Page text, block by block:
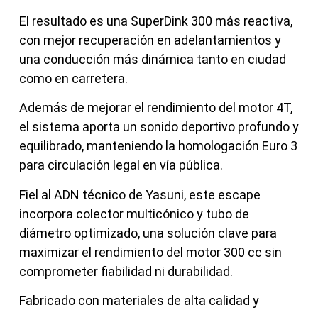
El resultado es una SuperDink 300 más reactiva,
con mejor recuperación en adelantamientos y
una conducción más dinámica tanto en ciudad
como en carretera.
Además de mejorar el rendimiento del motor 4T,
el sistema aporta un sonido deportivo profundo y
equilibrado, manteniendo la homologación Euro 3
para circulación legal en vía pública.
Fiel al ADN técnico de Yasuni, este escape
incorpora colector multicónico y tubo de
diámetro optimizado, una solución clave para
maximizar el rendimiento del motor 300 cc sin
comprometer fiabilidad ni durabilidad.
Fabricado con materiales de alta calidad y